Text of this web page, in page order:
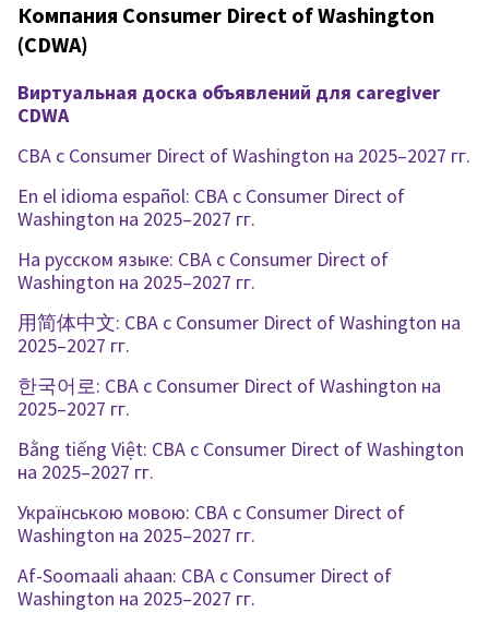
Компания Consumer Direct of Washington
(CDWA)
Виртуальная доска объявлений для caregiver
CDWA
CBA с Consumer Direct of Washington на 2025–2027 гг.
En el idioma español: CBA с Consumer Direct of
Washington на 2025–2027 гг.
На русском языке: CBA с Consumer Direct of
Washington на 2025–2027 гг.
用简体中文: CBA с Consumer Direct of Washington на
2025–2027 гг.
한국어로: CBA с Consumer Direct of Washington на
2025–2027 гг.
Bằng tiếng Việt: CBA с Consumer Direct of Washington
на 2025–2027 гг.
Українською мовою: CBA с Consumer Direct of
Washington на 2025–2027 гг.
Af-Soomaali ahaan: CBA с Consumer Direct of
Washington на 2025–2027 гг.